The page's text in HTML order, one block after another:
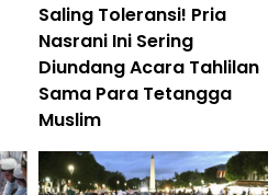
Saling Toleransi! Pria
Nasrani Ini Sering
Diundang Acara Tahlilan
Sama Para Tetangga
Muslim